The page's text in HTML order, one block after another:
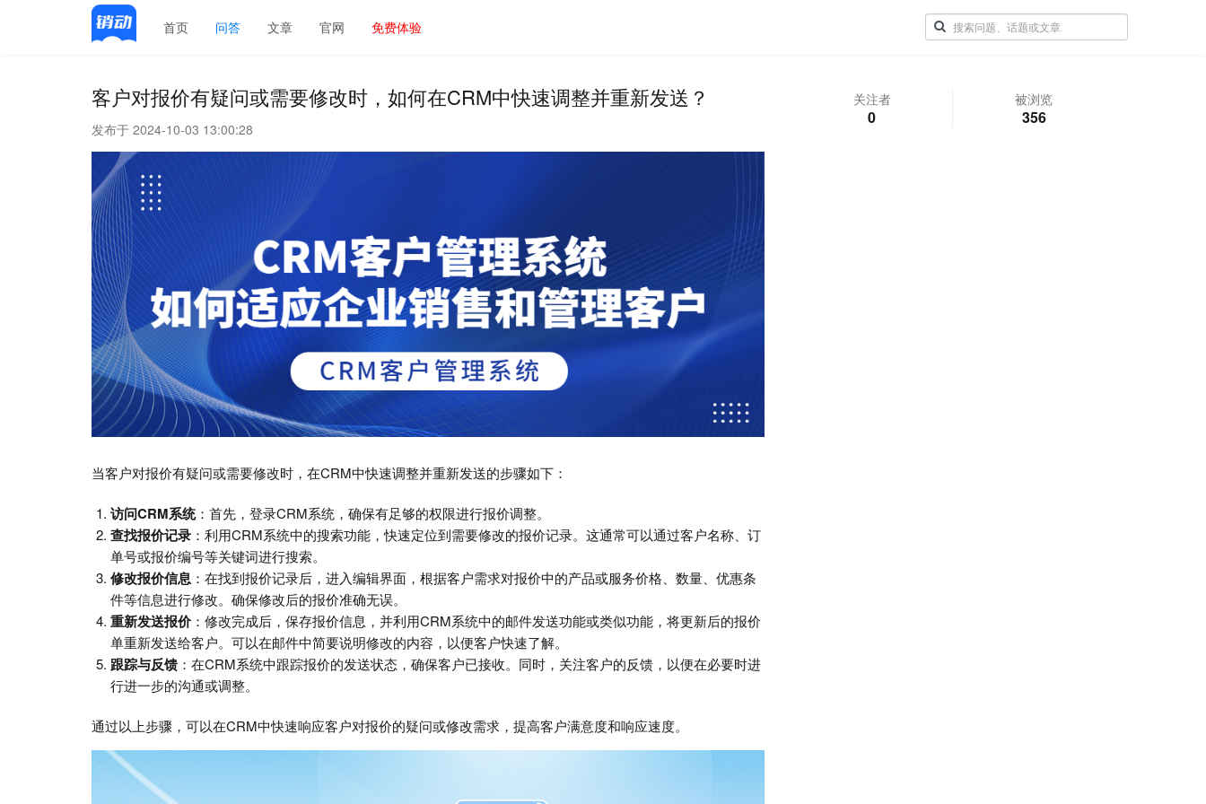
首页 问答 文章 官网 免费体验
客户对报价有疑问或需要修改时，如何在CRM中快速调整并重新发送？
发布于 2024-10-03 13:00:28
当客户对报价有疑问或需要修改时，在CRM中快速调整并重新发送的步骤如下：
访问CRM系统：首先，登录CRM系统，确保有足够的权限进行报价调整。
查找报价记录 ：利用CRM系统中的搜索功能，快速定位到需要修改的报价记录。这通常可以通过客户名称、订
单号或报价编号等关键词进行搜索。
修改报价信息 ：在找到报价记录后，进入编辑界面，根据客户需求对报价中的产品或服务价格、数量、优惠条
件等信息进行修改。确保修改后的报价准确无误。
重新发送报价：修改完成后，保存报价信息，并利用CRM系统中的邮件发送功能或类似功能，将更新后的报价
单重新发送给客户。可以在邮件中简要说明修改的内容，以便客户快速了解。
跟踪与反馈：在CRM系统中跟踪报价的发送状态，确保客户已接收。同时，关注客户的反馈，以便在必要时进
行进一步的沟通或调整。
通过以上步骤，可以在CRM中快速响应客户对报价的疑问或修改需求，提高客户满意度和响应速度。
关注者
0
被浏览
356